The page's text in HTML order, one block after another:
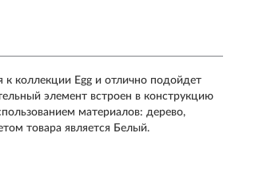
коллекции Egg и отлично подойдет
элемент встроен в конструкцию
материалов: дерево,
товара является Белый.